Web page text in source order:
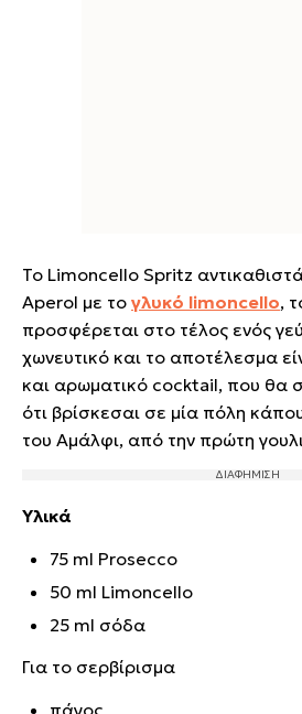
Το Limoncello Spritz
Aperol με το γλυκό limoncello,
προσφέρεται στο τέλος ενός
χωνευτικό και το αποτέλεσμα
και αρωματικό cocktail, που θα
ότι βρίσκεσαι σε μία πόλη
του Αμάλφι, από την πρώτη
Υλικά
75 ml Prosecco
50 ml Limoncello
25 ml σόδα
Για το σερβίρισμα